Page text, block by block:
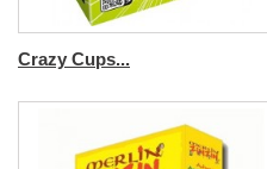
Crazy Cups...